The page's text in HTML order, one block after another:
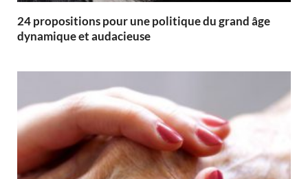
24 propositions pour une politique du grand âge
dynamique et audacieuse